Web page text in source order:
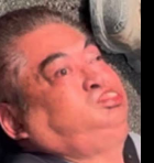
力，一名34歲
特 教生隨意
特教生氣得折
右眼，由於
噴血相當嚴